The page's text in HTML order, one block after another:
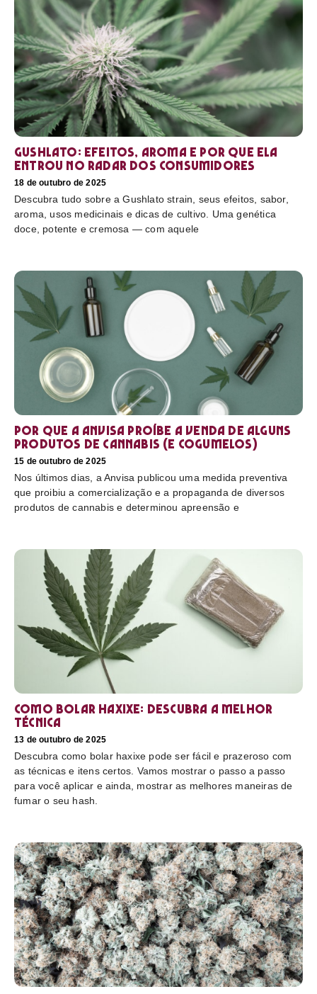
Gushlato: efeitos, aroma e por que ela
entrou no radar dos consumidores
18 de outubro de 2025
Descubra tudo sobre a Gushlato strain, seus efeitos, sabor,
aroma, usos medicinais e dicas de cultivo. Uma genética
doce, potente e cremosa — com aquele
Por que a Anvisa proíbe a venda de alguns
produtos de cannabis (e cogumelos)
15 de outubro de 2025
Nos últimos dias, a Anvisa publicou uma medida preventiva
que proibiu a comercialização e a propaganda de diversos
produtos de cannabis e determinou apreensão e
Como bolar haxixe: Descubra a melhor
técnica
13 de outubro de 2025
Descubra como bolar haxixe pode ser fácil e prazeroso com
as técnicas e itens certos. Vamos mostrar o passo a passo
para você aplicar e ainda, mostrar as melhores maneiras de
fumar o seu hash.